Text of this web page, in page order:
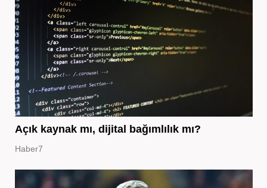
Açık kaynak mı, dijital bağımlılık mı?
Haber7